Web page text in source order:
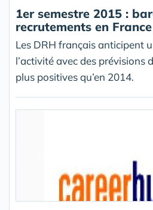
1er semestre 2015 :
recrutements en France
Les DRH français anticipent
l’activité avec des prévisions
plus positives qu’en 2014.